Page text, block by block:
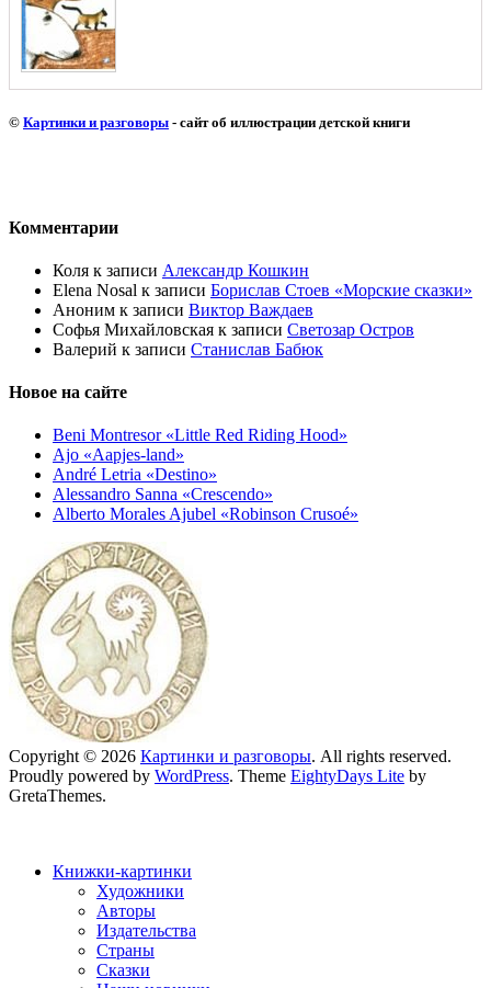
© Картинки и разговоры - сайт об иллюстрации детской книги
Комментарии
Коля к записи Александр Кошкин
Elena Nosal к записи Борислав Стоев «Морские сказки»
Аноним к записи Виктор Важдаев
Софья Михайловская к записи Светозар Остров
Валерий к записи Станислав Бабюк
Новое на сайте
Beni Montresor «Little Red Riding Hood»
Ajo «Aapjes-land»
André Letria «Destino»
Alessandro Sanna «Crescendo»
Alberto Morales Ajubel «Robinson Crusoé»
Copyright © 2026 Картинки и разговоры. All rights reserved.
Proudly powered by WordPress. Theme EightyDays Lite by
GretaThemes.
Книжки-картинки
Художники
Авторы
Издательства
Страны
Сказки